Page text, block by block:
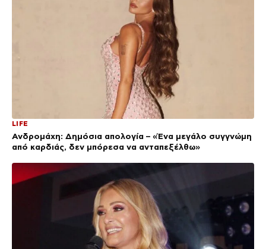
LIFE
Ανδρομάχη: Δημόσια απολογία – «Ένα μεγάλο συγγνώμη
από καρδιάς, δεν μπόρεσα να ανταπεξέλθω»